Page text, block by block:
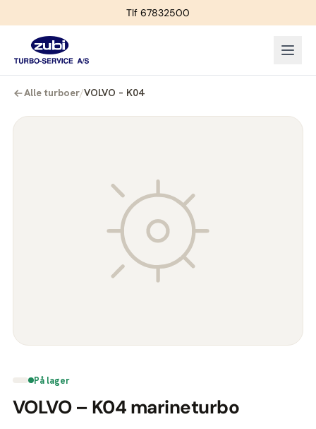
Tlf 67832500
Alle turboer/VOLVO – K04
På lager
VOLVO – K04 marineturbo